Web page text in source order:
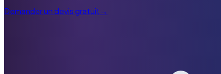
Demander un devis gratuit→